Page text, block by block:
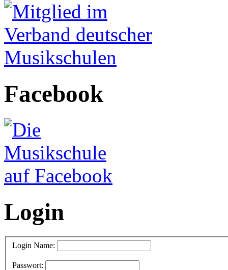
Facebook
Login
Login Name:
Passwort: